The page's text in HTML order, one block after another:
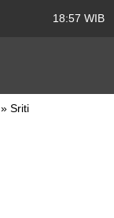
18:57 WIB
» Sriti